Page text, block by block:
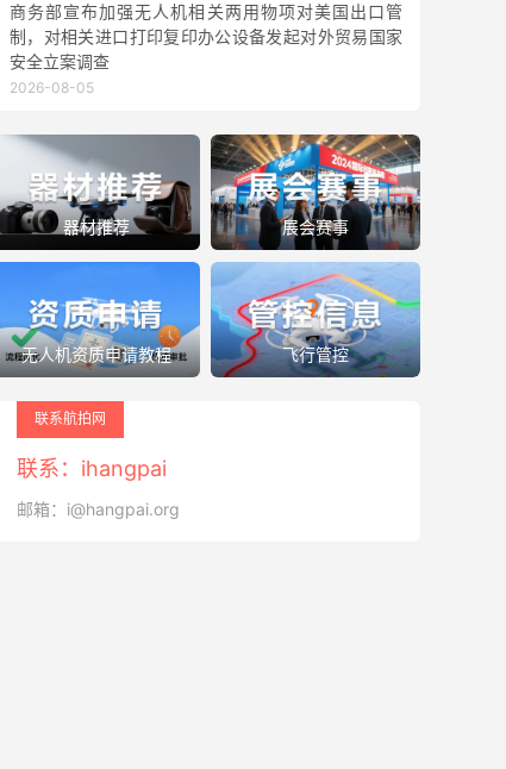
商务部宣布加强无人机相关两用物项对美国出口管
制，对相关进口打印复印办公设备发起对外贸易国家
安全立案调查
2026-08-05
器材推荐 展会赛事
无人机资质申请教程 飞行管控
联系航拍网
联系：ihangpai
邮箱：i@hangpai.org